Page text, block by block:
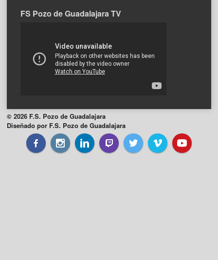
FS Pozo de Guadalajara TV
© 2026 F.S. Pozo de Guadalajara
Diseñado por F.S. Pozo de Guadalajara